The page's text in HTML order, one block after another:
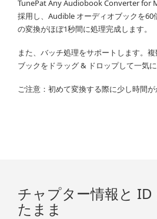
TunePat Any Audiobook Converter for
採用し、Audible オーディオブックを
の変換がほぼ1秒間に処理完成します。
また、バッチ処理をサポートします。
ブックをドラッグ & ドロップして一気に
ご注意：初めて変換する際に少し時間が
チャプター情報と ID
たまま